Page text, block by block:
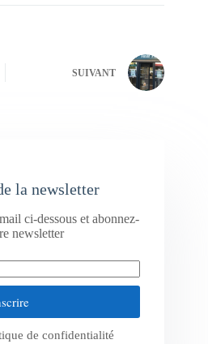
SUIVANT
la newsletter
ci-dessous et abonnez-
newsletter
de confidentialité